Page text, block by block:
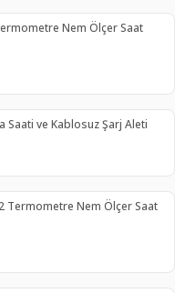
Nem Ölçer Saat
Saati ve Kablosuz Şarj Aleti
Termometre Nem Ölçer Saat